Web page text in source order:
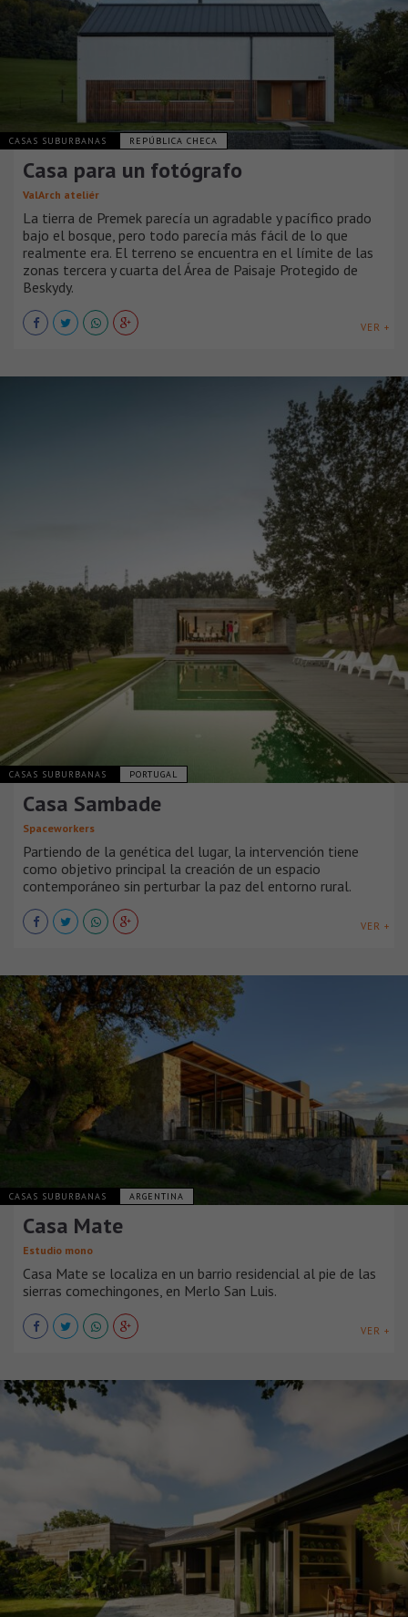
CASAS SUBURBANAS REPÚBLICA CHECA
Casa para un fotógrafo
ValArch ateliér
La tierra de Premek parecía un agradable y pacífico prado
bajo el bosque, pero todo parecía más fácil de lo que
realmente era. El terreno se encuentra en el límite de las
zonas tercera y cuarta del Área de Paisaje Protegido de
Beskydy.
VER +
CASAS SUBURBANAS PORTUGAL
Casa Sambade
Spaceworkers
Partiendo de la genética del lugar, la intervención tiene
como objetivo principal la creación de un espacio
contemporáneo sin perturbar la paz del entorno rural.
VER +
CASAS SUBURBANAS ARGENTINA
Casa Mate
Estudio mono
Casa Mate se localiza en un barrio residencial al pie de las
sierras comechingones, en Merlo San Luis.
VER +